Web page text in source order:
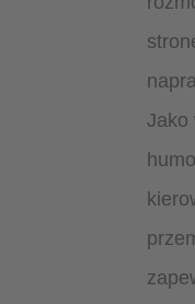
Jako